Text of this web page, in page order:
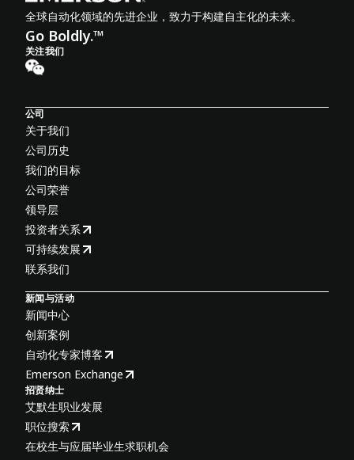
全球自动化领域的先进企业，致力于构建自主化的未来。
Go Boldly.™
关注我们
公司
关于我们
公司历史
我们的目标
公司荣誉
领导层
投资者关系
可持续发展
联系我们
新闻与活动
新闻中心
创新案例
自动化专家博客
Emerson Exchange
招贤纳士
艾默生职业发展
职位搜索
在校生与应届毕业生求职机会